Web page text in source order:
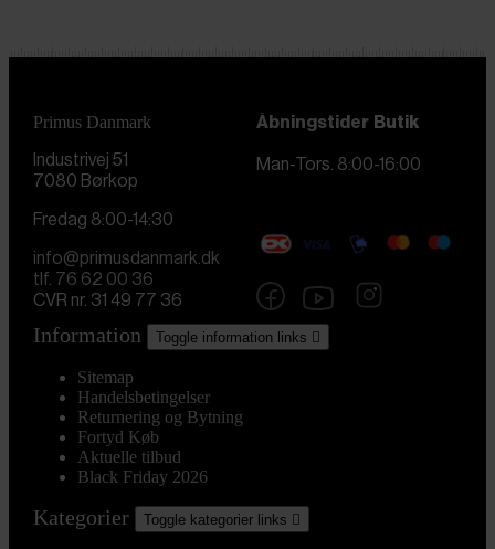
Primus Danmark
Industrivej 51
7080 Børkop
Åbningstider Butik
Man-Tors. 8:00-16:00
Fredag 8:00-14:30
info@primusdanmark.dk
tlf. 76 62 00 36
CVR nr. 31 49 77 36
Information Toggle information links 
Sitemap
Handelsbetingelser
Returnering og Bytning
Fortyd Køb
Aktuelle tilbud
Black Friday 2026
Kategorier Toggle kategorier links 